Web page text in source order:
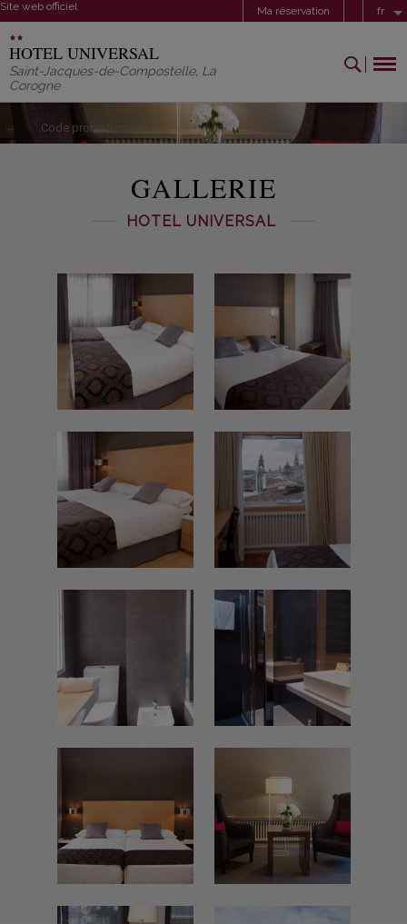
Site web officiel Ma réservation fr
HOTEL UNIVERSAL
Saint-Jacques-de-Compostelle, La
Corogne
Code promotionnel
GALLERIE
HOTEL UNIVERSAL